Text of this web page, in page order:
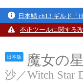
日本鯖 ch13 ギルド「
不正ツールに関する
日本版 魔女の
沙／Witch Star